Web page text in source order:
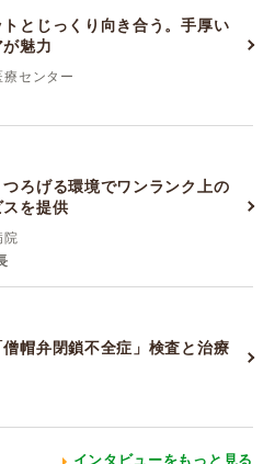
とじっくり向き合う。手厚い
が魅力
センター
つろげる環境でワンランク上の
を提供
院
帽弁閉鎖不全症」検査と治療
インタビューをもっと見る